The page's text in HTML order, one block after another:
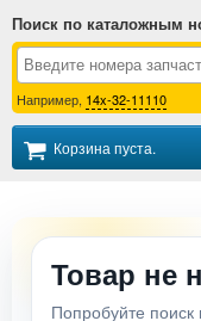
Поиск по каталожным
Например, 14x-32-11110
Корзина пуста.
Товар не
Попробуйте